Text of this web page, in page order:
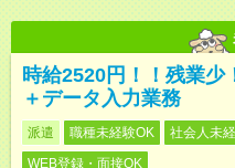
時給2520円！！残業少
＋データ入力業務
派遣 職種未経験OK 社会人未
WEB登録・面接OK